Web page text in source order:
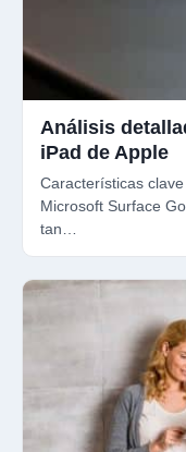
Análisis
iPad de Apple
Características
Microsoft Surface
tan…